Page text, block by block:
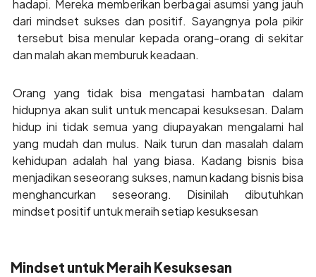
hadapi. Mereka memberikan berbagai asumsi yang jauh
dari mindset sukses dan positif. Sayangnya pola pikir
tersebut bisa menular kepada orang-orang di sekitar
dan malah akan memburuk keadaan.
Orang yang tidak bisa mengatasi hambatan dalam
hidupnya akan sulit untuk mencapai kesuksesan. Dalam
hidup ini tidak semua yang diupayakan mengalami hal
yang mudah dan mulus. Naik turun dan masalah dalam
kehidupan adalah hal yang biasa. Kadang bisnis bisa
menjadikan seseorang sukses, namun kadang bisnis bisa
menghancurkan seseorang. Disinilah dibutuhkan
mindset positif untuk meraih setiap kesuksesan
Mindset untuk Meraih Kesuksesan